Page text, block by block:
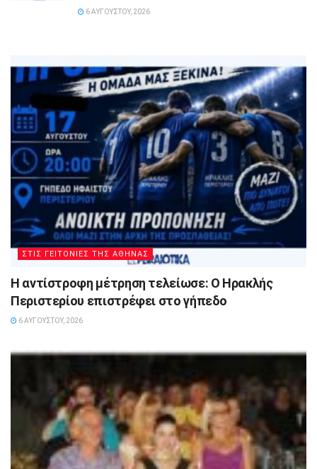
6 ΑΥΓΟΎΣΤΟΥ, 2026
ΣΤΙΣ ΓΕΙΤΟΝΙΕΣ ΤΗΣ ΑΘΗΝΑΣ
Η αντίστροφη μέτρηση τελείωσε: Ο Ηρακλής
Περιστερίου επιστρέφει στο γήπεδο
6 ΑΥΓΟΎΣΤΟΥ, 2026